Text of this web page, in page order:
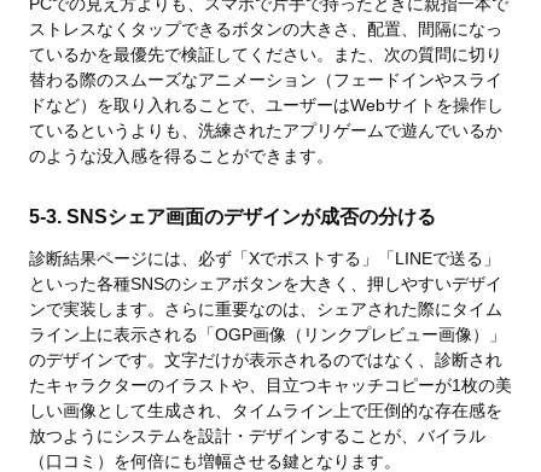
ストレスなくタップできるボタンの大きさ、配置、間隔になっ
ているかを最優先で検証してください。また、次の質問に切り
替わる際のスムーズなアニメーション（フェードインやスライ
ドなど）を取り入れることで、ユーザーはWebサイトを操作し
ているというよりも、洗練されたアプリゲームで遊んでいるか
のような没入感を得ることができます。
5-3. SNSシェア画面のデザインが成否の分ける
診断結果ページには、必ず「Xでポストする」「LINEで送る」
といった各種SNSのシェアボタンを大きく、押しやすいデザイ
ンで実装します。さらに重要なのは、シェアされた際にタイム
ライン上に表示される「OGP画像（リンクプレビュー画像）」
のデザインです。文字だけが表示されるのではなく、診断され
たキャラクターのイラストや、目立つキャッチコピーが1枚の美
しい画像として生成され、タイムライン上で圧倒的な存在感を
放つようにシステムを設計・デザインすることが、バイラル
（口コミ）を何倍にも増幅させる鍵となります。